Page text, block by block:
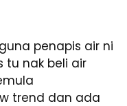
penapis air ni
tu nak beli air
trend dan ada